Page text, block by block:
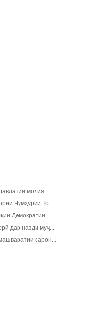
молия...
Ҷумҳурии То...
Демократии ...
дар назди муҷ...
сарон...